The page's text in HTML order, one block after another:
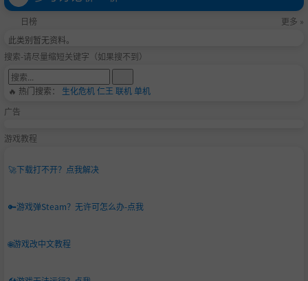
日榜
更多 »
此类别暂无资料。
搜索-请尽量缩短关键字（如果搜不到）
🔥 热门搜索： 生化危机仁王 联机单机
广告
游戏教程
🚀下载打不开？点我解决
🔑游戏弹Steam？无许可怎么办-点我
🌐游戏改中文教程